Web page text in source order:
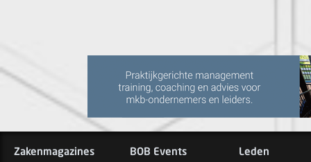
Zakenmagazines BOB Events Leden